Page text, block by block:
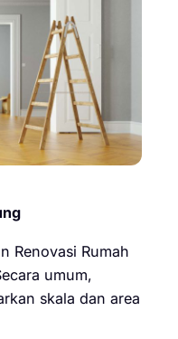
Renovasi Rumah
umum,
skala dan area